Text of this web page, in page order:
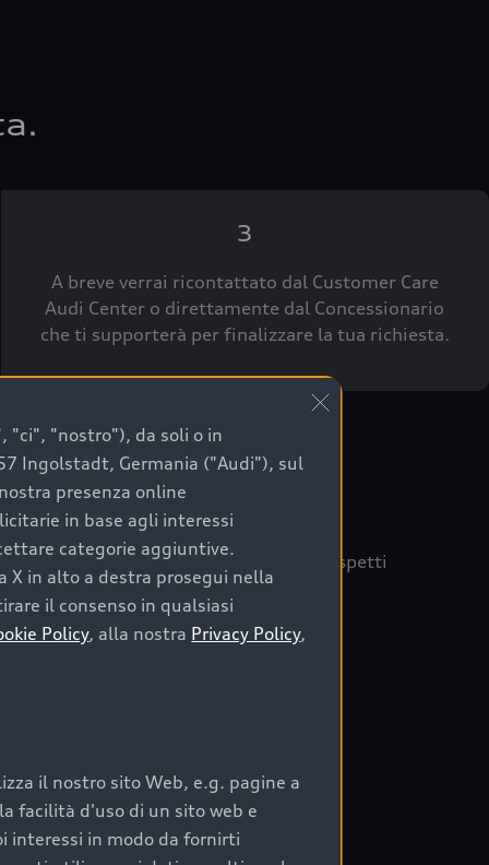
3
A breve verrai ricontattato dal Customer Care
Audi Center o direttamente dal Concessionario
che ti supporterà per finalizzare la tua richiesta.
sicuro, è essenziale considerare aspetti
Prima Scelta :plus
nel tempo;
"ci", "nostro"), da soli o in
Ingolstadt, Germania ("Audi"), sul
presenza online
in base agli interessi
categorie aggiuntive.
in alto a destra prosegui nella
il consenso in qualsiasi
Policy, alla nostra Privacy Policy,
il nostro sito Web, e.g. pagine a
facilità d'uso di un sito web e
interessi in modo da fornirti